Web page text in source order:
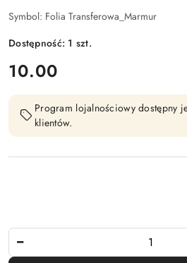
Symbol: Folia Transferowa_Marmur
Dostępność: 1 szt.
cena:
10.00
Program lojalnościowy dostępny
klientów.